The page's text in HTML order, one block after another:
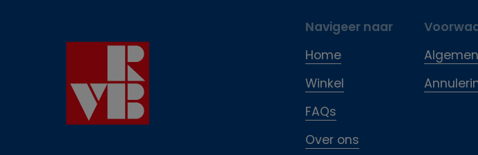
Navigeer naar
Home
Winkel
FAQs
Over ons